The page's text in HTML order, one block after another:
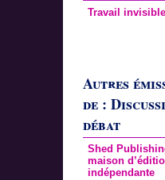
Travail invisible
Autres
de :
débat
Shed
maison
indépendante